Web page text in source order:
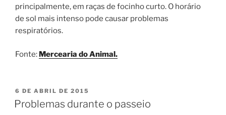
principalmente, em raças de focinho curto. O horário
de sol mais intenso pode causar problemas
respiratórios.
Fonte: Mercearia do Animal.
6 DE ABRIL DE 2015
Problemas durante o passeio